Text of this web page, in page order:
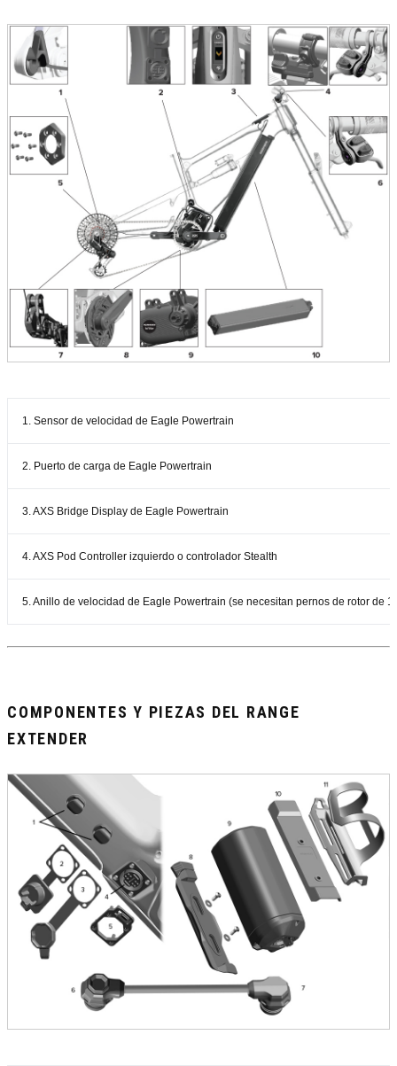
1. Sensor de velocidad de Eagle Powertrain
2. Puerto de carga de Eagle Powertrain
3. AXS Bridge Display de Eagle Powertrain
4. AXS Pod Controller izquierdo o controlador Stealth
5. Anillo de velocidad de Eagle Powertrain (se necesitan pernos de rotor de
COMPONENTES Y PIEZAS DEL RANGE
EXTENDER